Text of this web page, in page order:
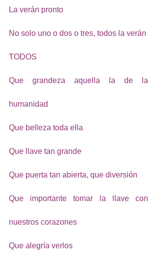
La verán pronto
No solo uno o dos o tres, todos la verán
TODOS
Que grandeza aquella la de la
humanidad
Que belleza toda ella
Que llave tan grande
Que puerta tan abierta, que diversión
Que importante tomar la llave con
nuestros corazones
Que alegría verlos